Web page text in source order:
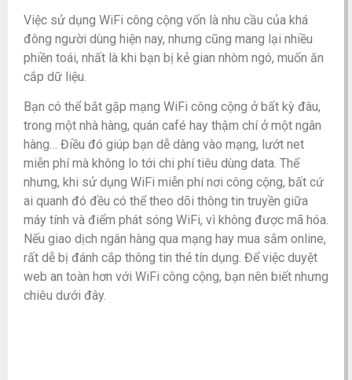
Việc sử dụng WiFi công cộng vốn là nhu cầu của khá
đông người dùng hiện nay, nhưng cũng mang lại nhiều
phiền toái, nhất là khi bạn bị kẻ gian nhòm ngó, muốn ăn
cắp dữ liệu.
Bạn có thể bắt gặp mạng WiFi công cộng ở bất kỳ đâu,
trong một nhà hàng, quán café hay thậm chí ở một ngân
hàng… Điều đó giúp bạn dễ dàng vào mạng, lướt net
miễn phí mà không lo tới chi phí tiêu dùng data. Thế
nhưng, khi sử dụng WiFi miễn phí nơi công cộng, bất cứ
ai quanh đó đều có thể theo dõi thông tin truyền giữa
máy tính và điểm phát sóng WiFi, vì không được mã hóa.
Nếu giao dịch ngân hàng qua mạng hay mua sắm online,
rất dễ bị đánh cắp thông tin thẻ tín dụng. Để việc duyệt
web an toàn hơn với WiFi công cộng, bạn nên biết nhưng
chiêu dưới đây.